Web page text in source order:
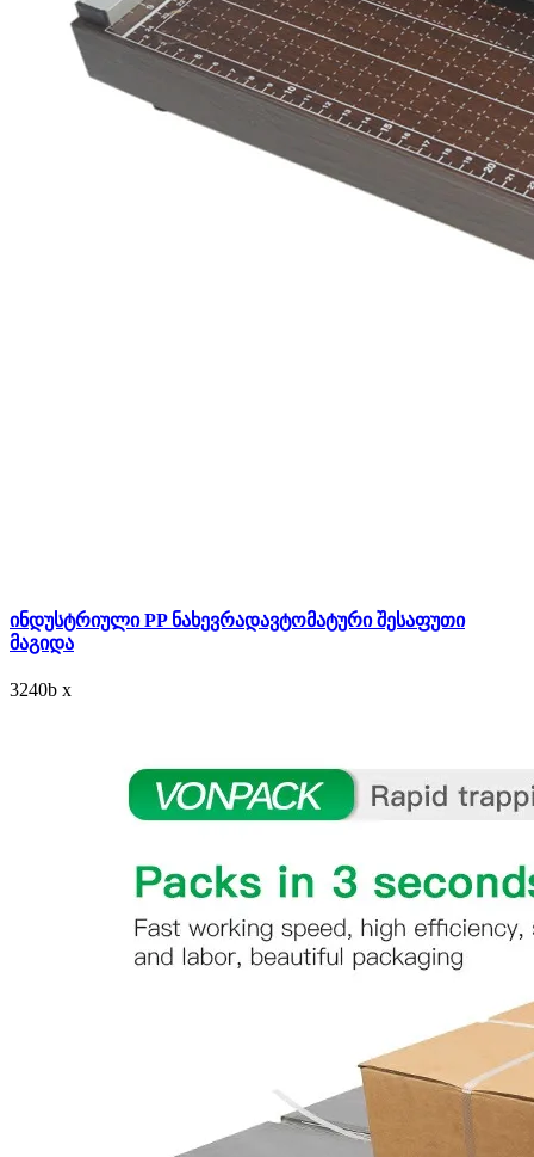
ინდუსტრიული PP ნახევრადავტომატური შესაფუთი
მაგიდა
3240b x